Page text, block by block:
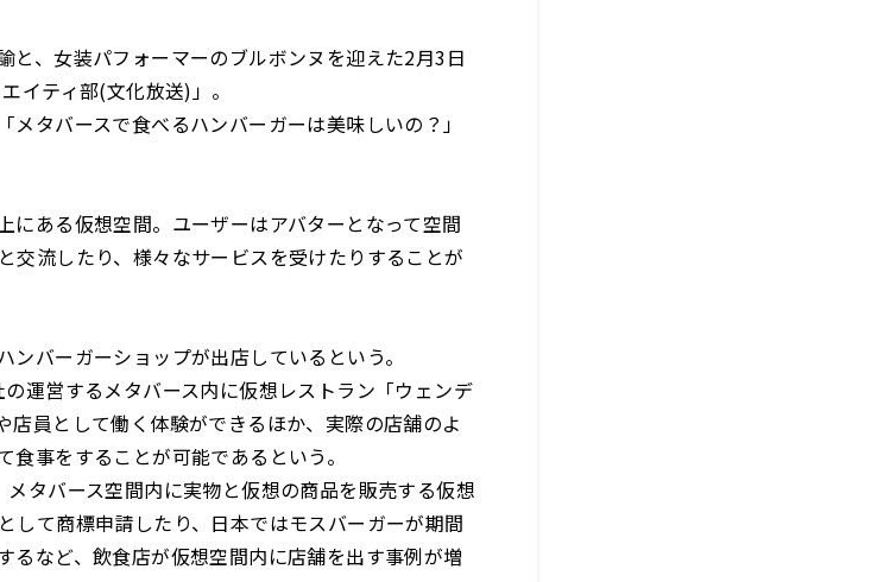
と、女装パフォーマーのブルボンヌを迎えた2月3日
イティ部(文化放送)」。
メタバースで食べるハンバーガーは美味しいの？」
にある仮想空間。ユーザーはアバターとなって空間
交流したり、様々なサービスを受けたりすることが
バーガーショップが出店しているという。
運営するメタバース内に仮想レストラン「ウェンデ
店員として働く体験ができるほか、実際の店舗のよ
事をすることが可能であるという。
タバース空間内に実物と仮想の商品を販売する仮想
して商標申請したり、日本ではモスバーガーが期間
るなど、飲食店が仮想空間内に店舗を出す事例が増